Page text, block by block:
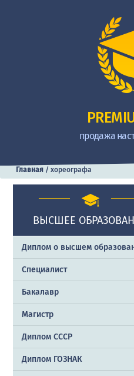
продажа
Главная / хореографа
ВЫСШЕЕ
Диплом о высшем
Специалист
Бакалавр
Магистр
Диплом СССР
Диплом ГОЗНАК